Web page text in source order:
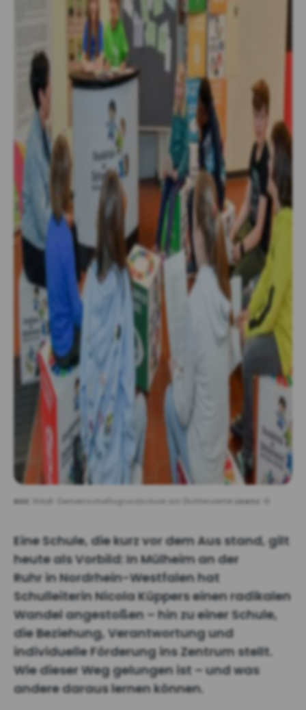
Bild: Städt. Gemeinschaftsgrundschule am Dichterviertel Lizenz:
Eine Schule, die kurz vor dem Aus stand, gilt
heute als Vorbild: In Mülheim an der
Ruhr in Nordrhein-Westfalen hat
Schulleiterin Nicola Küppers einen radikalen
Wandel angestoßen – hin zu einer Schule,
die Beziehung, Verantwortung und
individuelle Förderung ins Zentrum stellt.
Wie dieser Weg gelungen ist – und was
andere daraus lernen können.